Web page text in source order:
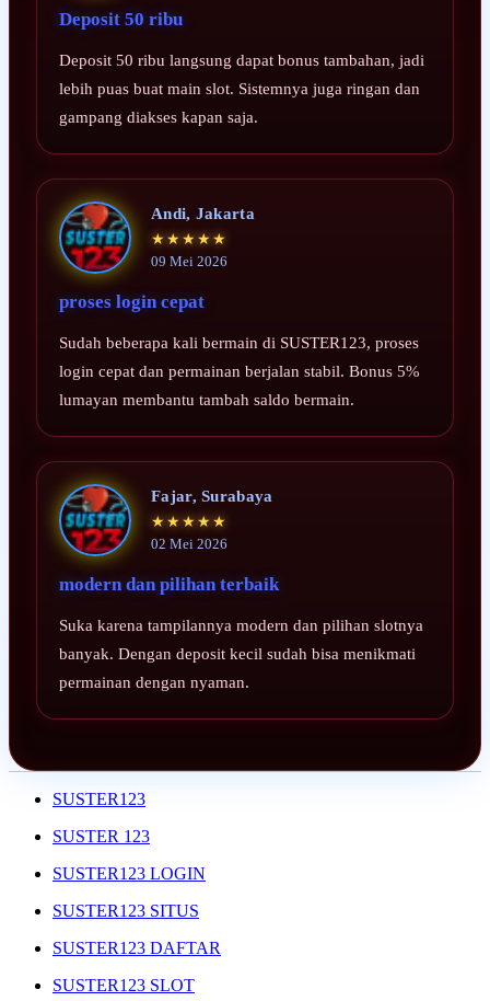
Deposit 50 ribu
Deposit 50 ribu langsung dapat bonus tambahan, jadi
lebih puas buat main slot. Sistemnya juga ringan dan
gampang diakses kapan saja.
Andi, Jakarta
★★★★★
09 Mei 2026
proses login cepat
Sudah beberapa kali bermain di SUSTER123, proses
login cepat dan permainan berjalan stabil. Bonus 5%
lumayan membantu tambah saldo bermain.
Fajar, Surabaya
★★★★★
02 Mei 2026
modern dan pilihan terbaik
Suka karena tampilannya modern dan pilihan slotnya
banyak. Dengan deposit kecil sudah bisa menikmati
permainan dengan nyaman.
SUSTER123
SUSTER 123
SUSTER123 LOGIN
SUSTER123 SITUS
SUSTER123 DAFTAR
SUSTER123 SLOT